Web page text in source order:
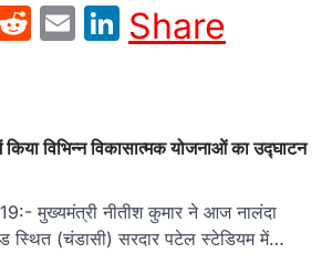
Reddit
EmailLinkedIn
Share
विभिन्न विकासात्मक योजनाओं का उद्घाटन
मुख्यमंत्री नीतीश कुमार ने आज नालंदा
स्थित (चंडासी) सरदार पटेल स्टेडियम में…